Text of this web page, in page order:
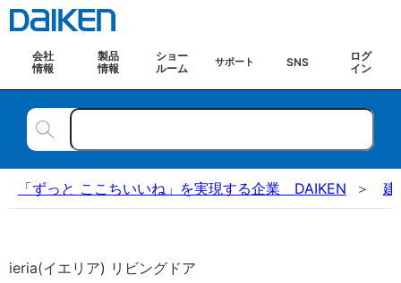
会社
情報
製品
情報
ショー
ルーム
サポート SNS
ログ
イン
「ずっと ここちいいね」を実現する企業 DAIKEN 建
ieria(イエリア) リビングドア